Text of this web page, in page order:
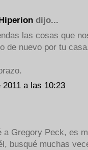
dijo...
las cosas que
de nuevo por tu
a las 10:23
a Gregory Peck, es
busqué muchas